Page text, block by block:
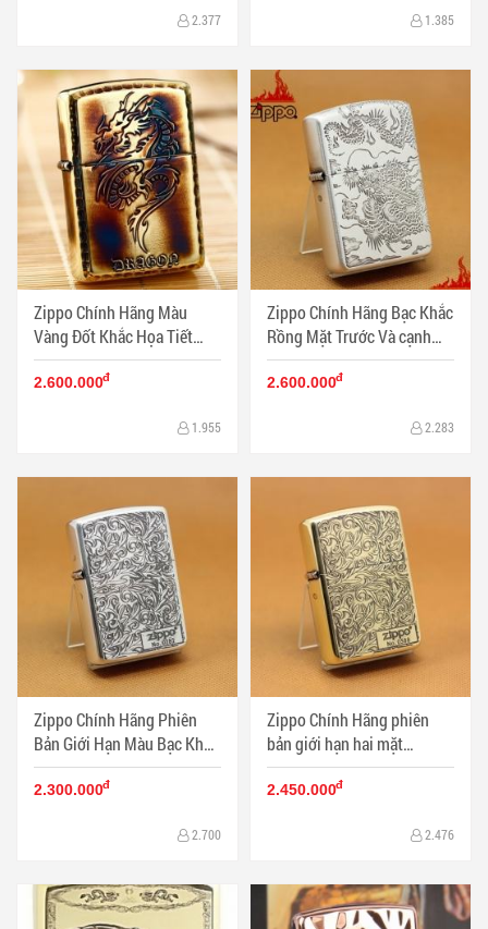
2.377 1.385
Zippo Chính Hãng Màu
Vàng Đốt Khắc Họa Tiết
Rồng Vỏ Dày Armor
2.600.000đ
1.955
Zippo Chính Hãng Bạc Khắc
Rồng Mặt Trước Và cạnh
bên Vỏ Dày Armor
2.600.000đ
2.283
Zippo Chính Hãng Phiên
Bản Giới Hạn Màu Bạc Khắc
Hoa Văn Arabesque 2 Mặt
2.300.000đ
2.700
Zippo Chính Hãng phiên
bản giới hạn hai mặt
arabesque 20b vỏ dày
Armor
2.450.000đ
2.476